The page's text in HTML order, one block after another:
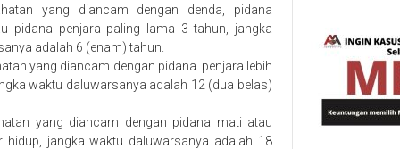
yang diancam dengan denda, pidana
pidana penjara paling lama 3 tahun, jangka
adalah 6 (enam) tahun.
yang diancam dengan pidana penjara lebih
waktu daluwarsanya adalah 12 (dua belas)
yang diancam dengan pidana mati atau
hidup, jangka waktu daluwarsanya adalah 18